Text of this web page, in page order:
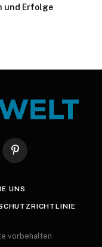
und Erfolge
Pinterest
UNS
vorbehalten